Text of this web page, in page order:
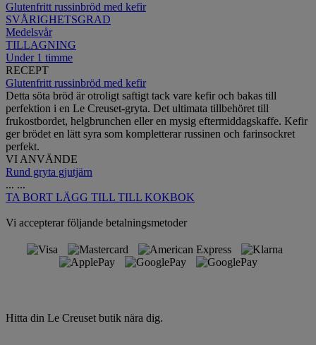
Glutenfritt russinbröd med kefir
SVÅRIGHETSGRAD
Medelsvår
TILLAGNING
Under 1 timme
RECEPT
Glutenfritt russinbröd med kefir
Detta söta bröd är otroligt saftigt tack vare kefir och bakas till
perfektion i en Le Creuset-gryta. Det ultimata tillbehöret till
frukostbordet, helgbrunchen eller en mysig eftermiddagskaffe. Kefir
ger brödet en lätt syra som kompletterar russinen och farinsockret
perfekt.
VI ANVÄNDE
Rund gryta gjutjärn
... ...
TA BORT LÄGG TILL TILL KOKBOK
Vi accepterar följande betalningsmetoder
Hitta din Le Creuset butik nära dig.